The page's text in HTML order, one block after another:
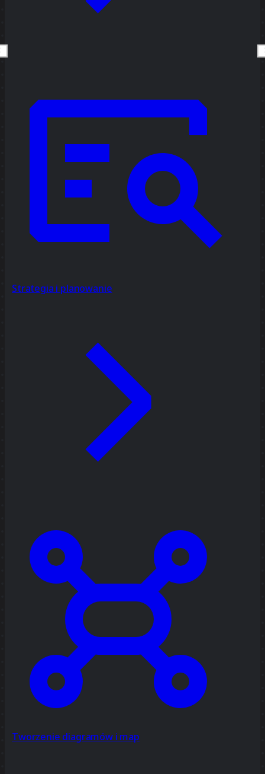
Strategia i planowanie
Tworzenie diagramów i map